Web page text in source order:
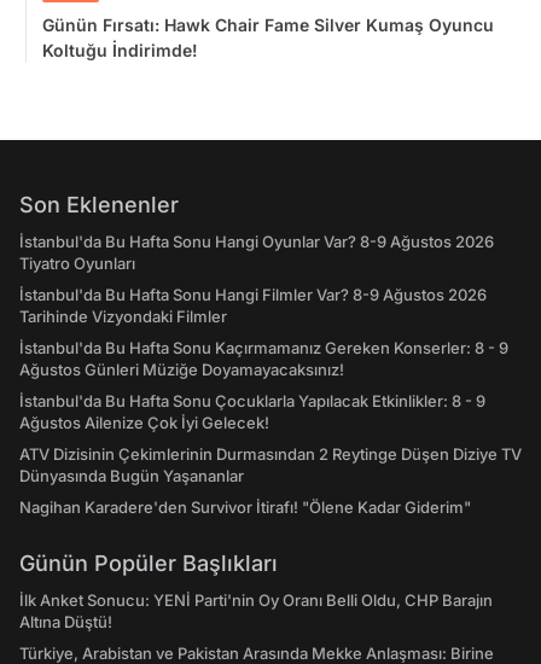
Günün Fırsatı: Hawk Chair Fame Silver Kumaş Oyuncu
Koltuğu İndirimde!
Son Eklenenler
İstanbul'da Bu Hafta Sonu Hangi Oyunlar Var? 8-9 Ağustos 2026
Tiyatro Oyunları
İstanbul'da Bu Hafta Sonu Hangi Filmler Var? 8-9 Ağustos 2026
Tarihinde Vizyondaki Filmler
İstanbul'da Bu Hafta Sonu Kaçırmamanız Gereken Konserler: 8 - 9
Ağustos Günleri Müziğe Doyamayacaksınız!
İstanbul'da Bu Hafta Sonu Çocuklarla Yapılacak Etkinlikler: 8 - 9
Ağustos Ailenize Çok İyi Gelecek!
ATV Dizisinin Çekimlerinin Durmasından 2 Reytinge Düşen Diziye TV
Dünyasında Bugün Yaşananlar
Nagihan Karadere'den Survivor İtirafı! "Ölene Kadar Giderim"
Günün Popüler Başlıkları
İlk Anket Sonucu: YENİ Parti'nin Oy Oranı Belli Oldu, CHP Barajın
Altına Düştü!
Türkiye, Arabistan ve Pakistan Arasında Mekke Anlaşması: Birine